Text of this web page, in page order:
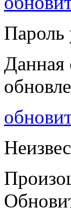
Пароль
Данная